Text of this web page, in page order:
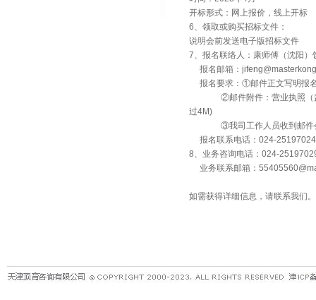
开标形式：网上报价，线上开标
6、领取或购买招标文件：
说明会前发送电子版招标文件
7、报名联络人：康师傅（沈阳）
报名邮箱：
报名要求：①邮件正文写明报
②邮件附件：营业执照（盖公
过4M)
③我司工作人员收到邮件会
报名联系电话：024-25197024
8、业务咨询电话：024-
业务联系邮箱：
如需获得详细信息，请联系我们。